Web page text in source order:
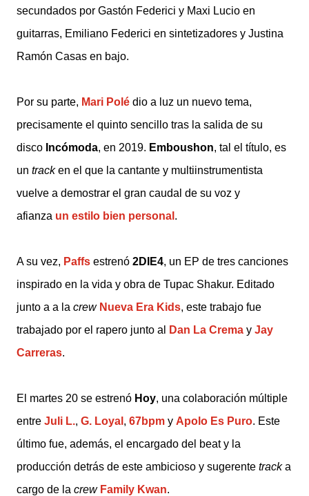
secundados por Gastón Federici y Maxi Lucio en
guitarras, Emiliano Federici en sintetizadores y Justina
Ramón Casas en bajo.
Por su parte, Mari Polé dio a luz un nuevo tema,
precisamente el quinto sencillo tras la salida de su
disco Incómoda, en 2019. Emboushon, tal el título, es
un tracken el que la cantante y multiinstrumentista
vuelve a demostrar el gran caudal de su voz y
afianza un estilo bien personal .
A su vez, Paffs estrenó 2DIE4, un EP de tres canciones
inspirado en la vida y obra de Tupac Shakur. Editado
junto a a la crew Nueva Era Kids, este trabajo fue
trabajado por el rapero junto al
Dan La Crema y Jay
Carreras.
El martes 20 se estrenó Hoy, una colaboración múltiple
entre Juli L., G. Loyal , 67bpm y Apolo Es Puro. Este
último fue, además, el encargado del beat y la
producción detrás de este ambicioso y sugerente tracka
cargo de la crew Family Kwan.